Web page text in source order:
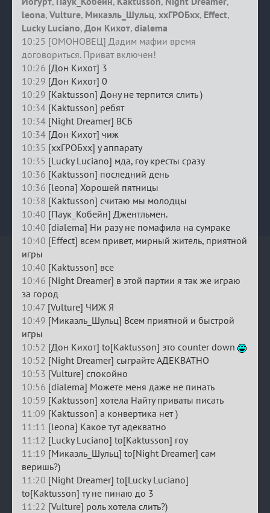
leona, Vulture, Микаэль_Шульц, ххГРОБхх, Effect,
Lucky Luciano, Дон Кихот, dialema
10:25 [ОМОНОВЕЦ] Дадим мафии время
договориться. Приват включен!
10:26 [Дон Кихот] 3
10:29 [Дон Кихот] 0
10:29 [Kaktusson] Дону не терпится слить )
10:34 [Kaktusson] ребят
10:34 [Night Dreamer] ВСБ
10:34 [Дон Кихот] чиж
10:35 [ххГРОБхх] у аппарату
10:35 [Lucky Luciano] мда, гоу кресты сразу
10:36 [Kaktusson] последний день
10:36 [leona] Хорошей пятницы
10:38 [Kaktusson] считаю мы молодцы
10:40 [Паук_Кобейн] Джентльмен.
10:40 [dialema] Ни разу не помафила на сумраке
10:40 [Effect] всем привет, мирный житель, приятной
игры
10:40 [Kaktusson] все
10:46 [Night Dreamer] в этой партии я так же играю
за город
10:47 [Vulture] ЧИЖ Я
10:49 [Микаэль_Шульц] Всем приятной и быстрой
игры
10:52 [Дон Кихот] to[Kaktusson] это counter down
10:52 [Night Dreamer] сыграйте АДЕКВАТНО
10:53 [Vulture] спокойно
10:56 [dialema] Можете меня даже не пинать
10:59 [Kaktusson] хотела Найту приваты писать
11:09 [Kaktusson] а конвертика нет )
11:11 [leona] Какое тут адекватно
11:12 [Lucky Luciano] to[Kaktusson] гоу
11:19 [Микаэль_Шульц] to[Night Dreamer] сам
веришь?)
11:20 [Night Dreamer] to[Lucky Luciano]
to[Kaktusson] ту не пинаю до 3
11:22 [Vulture] роль хотела слить?)